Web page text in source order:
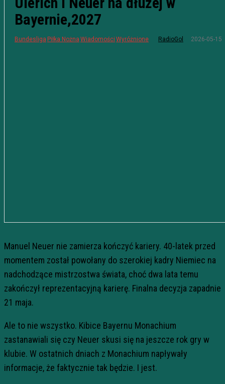
Bayernie,2027
Bundesliga Piłka Nożna Wiadomości Wyróżnione RadioGol 2026-05-15
Manuel Neuer nie zamierza kończyć kariery. 40-latek przed
momentem został powołany do szerokiej kadry Niemiec na
nadchodzące mistrzostwa świata, choć dwa lata temu
zakończył reprezentacyjną karierę. Finalna decyzja zapadnie
21 maja.
Ale to nie wszystko. Kibice Bayernu Monachium
zastanawiali się czy Neuer skusi się na jeszcze rok gry w
klubie. W ostatnich dniach z Monachium napływały
informacje, że faktycznie tak będzie. I jest.